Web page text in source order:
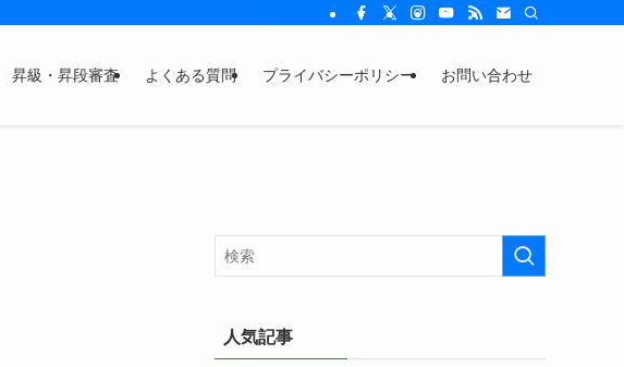
昇級・昇段審査 よくある質問 プライバシーポリシー お問い合わせ
人気記事